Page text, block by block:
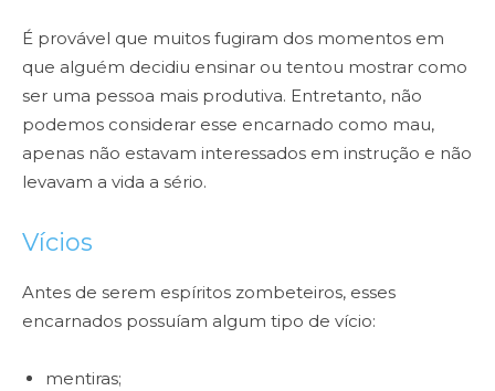
É provável que muitos fugiram dos momentos em
que alguém decidiu ensinar ou tentou mostrar como
ser uma pessoa mais produtiva. Entretanto, não
podemos considerar esse encarnado como mau,
apenas não estavam interessados em instrução e não
levavam a vida a sério.
Vícios
Antes de serem espíritos zombeteiros, esses
encarnados possuíam algum tipo de vício:
mentiras;